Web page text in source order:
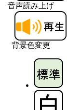
音声読み上げ
背景色変更